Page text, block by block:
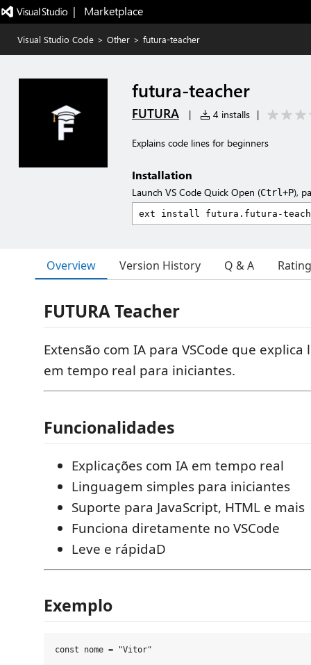
|   Marketplace
Visual Studio Code > Other > futura-teacher
futura-teacher
FUTURA | 4 installs |
Explains code lines for beginners
Installation
Launch VS Code Quick Open (Ctrl+P),
Overview Version History Q & A
FUTURA Teacher
Extensão com IA para VSCode que
em tempo real para iniciantes.
Funcionalidades
Explicações com IA em tempo real
Linguagem simples para iniciantes
Suporte para JavaScript, HTML e mais
Funciona diretamente no VSCode
Leve e rápidaD
Exemplo